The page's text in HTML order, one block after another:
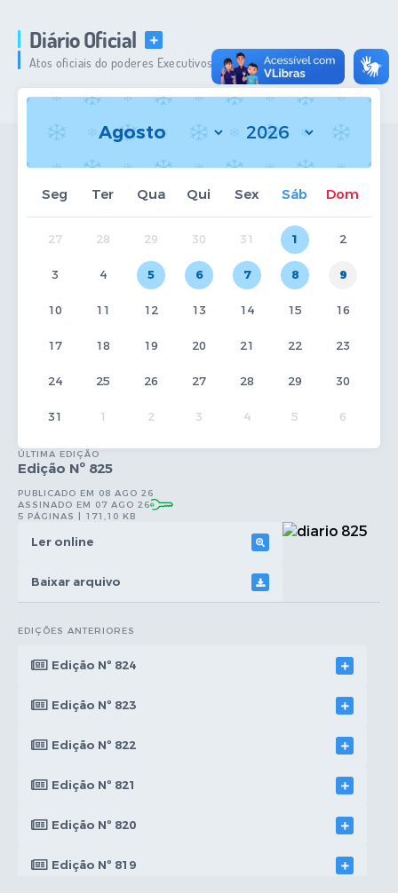
Diário Oficial
Atos oficiais do poderes Executivos e Legislativos
Seg Ter Qua Qui Sex Sáb Dom
27 28 29 30 31 1 2
3 4 5 6 7 8 9
10 11 12 13 14 15 16
17 18 19 20 21 22 23
24 25 26 27 28 29 30
31 1 2 3 4 5 6
ÚLTIMA EDIÇÃO
Edição Nº 825
PUBLICADO EM 08 AGO 26
ASSINADO EM 07 AGO 26
5 PÁGINAS | 171,10 KB
Ler online
Baixar arquivo
EDIÇÕES ANTERIORES
Edição Nº 824
Edição Nº 823
Edição Nº 822
Edição Nº 821
Edição Nº 820
Edição Nº 819